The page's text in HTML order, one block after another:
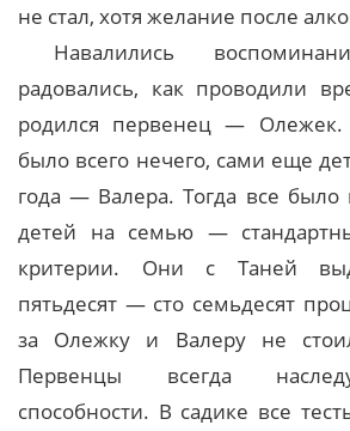
не стал, хотя желание после
Навалились
радовались, как проводили
родился первенец —
было всего нечего, сами еще
года — Валера. Тогда все было
детей на семью —
критерии. Они с Таней
пятьдесят — сто семьдесят
за Олежку и Валеру не
Первенцы всегда
способности. В садике все